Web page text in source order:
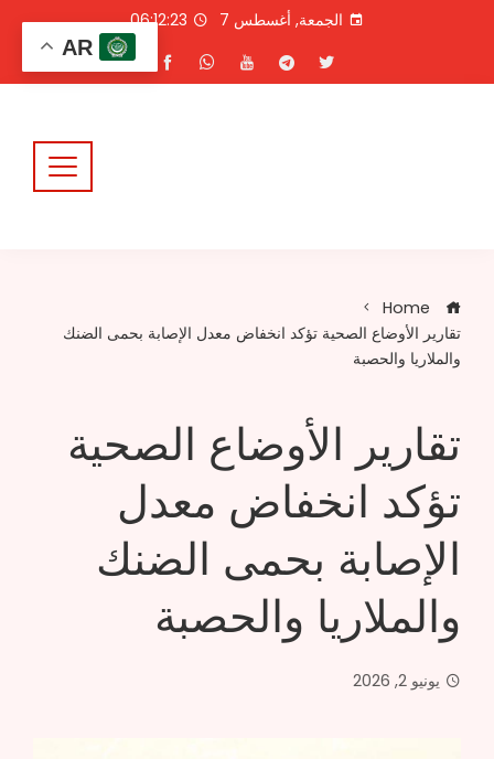
الجمعة, أغسطس 7 06:12:23
تقارير الأوضاع الصحية تؤكد انخفاض معدل الإصابة بحمى الضنك
والملاريا والحصبة
تقارير الأوضاع الصحية
تؤكد انخفاض معدل
الإصابة بحمى الضنك
والملاريا والحصبة
يونيو 2, 2026
AR